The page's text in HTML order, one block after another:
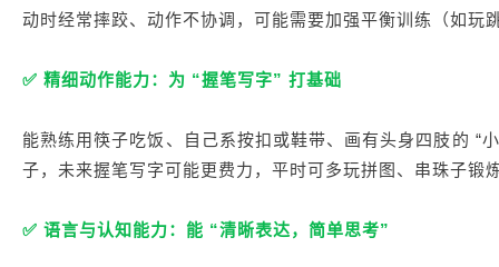
动时经常摔跤、动作不协调，可能需要加强平衡训练（如玩
✅ 精细动作能力：为 “握笔写字” 打基础
能熟练用筷子吃饭、自己系按扣或鞋带、画有头身四肢的 “
子，未来握笔写字可能更费力，平时可多玩拼图、串珠子锻
✅ 语言与认知能力：能 “清晰表达，简单思考”